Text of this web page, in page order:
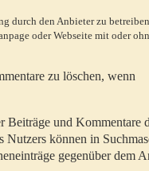
durch den Anbieter zu
oder Webseite mit oder
zu löschen, wenn
und Kommentare
können in
gegenüber dem